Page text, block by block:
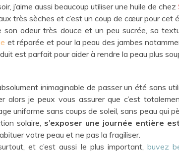
j’aime aussi beaucoup utiliser une huile de chez
très sèches et c’est un coup de cœur pour cet
son odeur très douce et un peu sucrée, sa
et réparée et pour la peau des jambes
est parfait pour aider à rendre la peau plus
inimaginable de passer un été sans
alors je peux vous assurer que c’est
uniforme sans coups de soleil, sans peau qui
solaire, s’exposer une journée entière
votre peau et ne pas la fragiliser.
et c’est aussi le plus important, buvez